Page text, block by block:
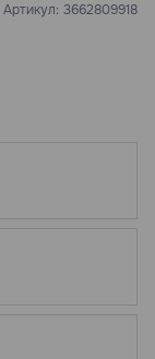
Артикул: 3662809918